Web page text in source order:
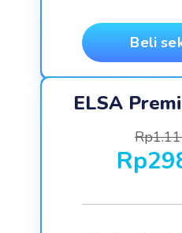
Beli
ELSA